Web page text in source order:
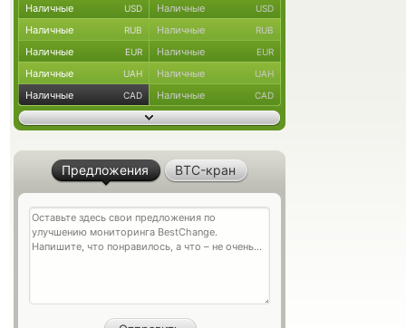
Наличные USD Наличные USD
Наличные RUB Наличные RUB
Наличные EUR Наличные EUR
Наличные UAH Наличные UAH
Наличные CAD Наличные CAD
Предложения BTC-кран